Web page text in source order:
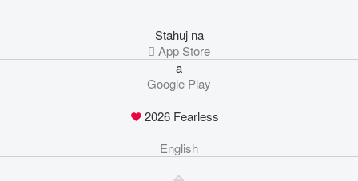
Stahuj na
 App Store
a
Google Play
2026 Fearless
English